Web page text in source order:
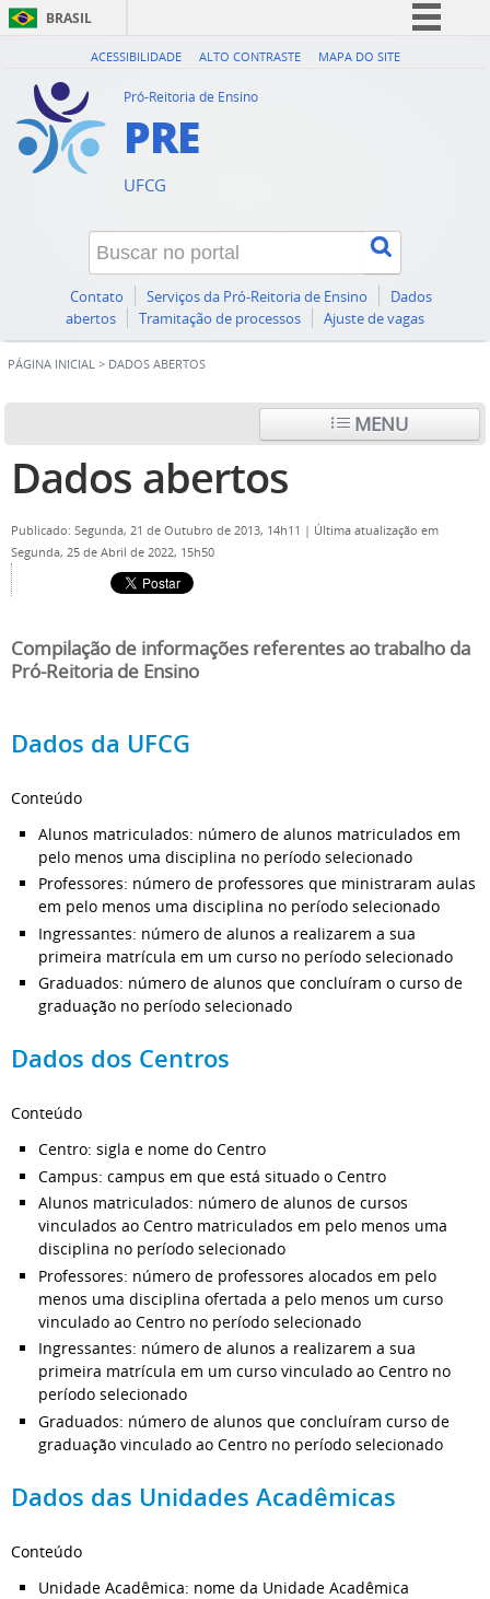
BRASIL
Simplifique!
Canais
ACESSIBILIDADE ALTO CONTRASTE MAPA DO SITE
Pró-Reitoria de Ensino
PRE
UFCG
Contato Serviços da Pró-Reitoria de Ensino
Dados
abertos
Tramitação de processos Ajuste de vagas
PÁGINA INICIAL > DADOS ABERTOS
MENU
Dados abertos
Publicado: Segunda, 21 de Outubro de 2013, 14h11 | Última atualização em
Segunda, 25 de Abril de 2022, 15h50
Compilação de informações referentes ao trabalho da
Pró-Reitoria de Ensino
Dados da UFCG
Conteúdo
Alunos matriculados: número de alunos matriculados em
pelo menos uma disciplina no período selecionado
Professores: número de professores que ministraram aulas
em pelo menos uma disciplina no período selecionado
Ingressantes: número de alunos a realizarem a sua
primeira matrícula em um curso no período selecionado
Graduados: número de alunos que concluíram o curso de
graduação no período selecionado
Dados dos Centros
Conteúdo
Centro: sigla e nome do Centro
Campus: campus em que está situado o Centro
Alunos matriculados: número de alunos de cursos
vinculados ao Centro matriculados em pelo menos uma
disciplina no período selecionado
Professores: número de professores alocados em pelo
menos uma disciplina ofertada a pelo menos um curso
vinculado ao Centro no período selecionado
Ingressantes: número de alunos a realizarem a sua
primeira matrícula em um curso vinculado ao Centro no
período selecionado
Graduados: número de alunos que concluíram curso de
graduação vinculado ao Centro no período selecionado
Dados das Unidades Acadêmicas
Conteúdo
Unidade Acadêmica: nome da Unidade Acadêmica